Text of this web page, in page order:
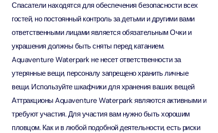
Спасатели находятся для обеспечения безопасности всех
гостей, но постоянный контроль за детьми и другими вами
ответственными лицами является обязательным Очки и
украшения должны быть сняты перед катанием.
Aquaventure Waterpark не несет ответственности за
утерянные вещи, персоналу запрещено хранить личные
вещи. Используйте шкафчики для хранения ваших вещей
Аттракционы Aquaventure Waterpark являются активными и
требуют участия. Для участия вам нужно быть хорошим
пловцом. Как и в любой подобной деятельности, есть риски